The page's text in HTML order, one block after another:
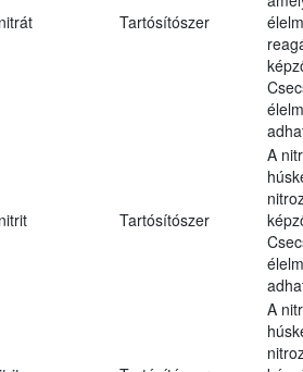
Tartósítószer
Tartósítószer
A
A